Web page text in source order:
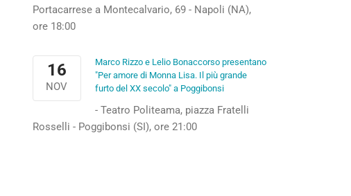
Portacarrese a Montecalvario, 69 - Napoli (NA),
ore 18:00
16
NOV
Marco Rizzo e Lelio Bonaccorso presentano
"Per amore di Monna Lisa. Il più grande
furto del XX secolo" a Poggibonsi
- Teatro Politeama, piazza Fratelli
Rosselli - Poggibonsi (SI), ore 21:00